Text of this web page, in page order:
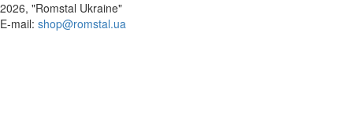
2026, "Romstal Ukraine"
​E-mail: shop@romstal.ua